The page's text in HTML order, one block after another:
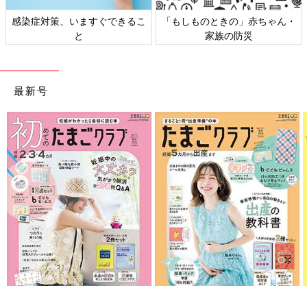
感染症対策、いますぐできるこ
と
「もしものときの」赤ちゃん・
家族の防災
最新号